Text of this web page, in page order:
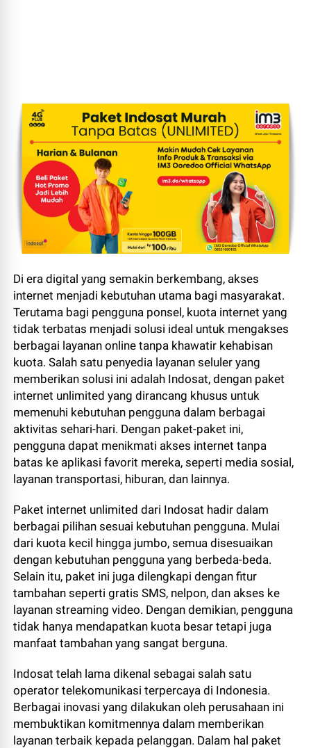
Di era digital yang semakin berkembang, akses
internet menjadi kebutuhan utama bagi masyarakat.
Terutama bagi pengguna ponsel, kuota internet yang
tidak terbatas menjadi solusi ideal untuk mengakses
berbagai layanan online tanpa khawatir kehabisan
kuota. Salah satu penyedia layanan seluler yang
memberikan solusi ini adalah Indosat, dengan paket
internet unlimited yang dirancang khusus untuk
memenuhi kebutuhan pengguna dalam berbagai
aktivitas sehari-hari. Dengan paket-paket ini,
pengguna dapat menikmati akses internet tanpa
batas ke aplikasi favorit mereka, seperti media sosial,
layanan transportasi, hiburan, dan lainnya.
Paket internet unlimited dari Indosat hadir dalam
berbagai pilihan sesuai kebutuhan pengguna. Mulai
dari kuota kecil hingga jumbo, semua disesuaikan
dengan kebutuhan pengguna yang berbeda-beda.
Selain itu, paket ini juga dilengkapi dengan fitur
tambahan seperti gratis SMS, nelpon, dan akses ke
layanan streaming video. Dengan demikian, pengguna
tidak hanya mendapatkan kuota besar tetapi juga
manfaat tambahan yang sangat berguna.
Indosat telah lama dikenal sebagai salah satu
operator telekomunikasi terpercaya di Indonesia.
Berbagai inovasi yang dilakukan oleh perusahaan ini
membuktikan komitmennya dalam memberikan
layanan terbaik kepada pelanggan. Dalam hal paket